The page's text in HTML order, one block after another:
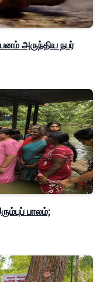
அருந்திய நபர்
பாலம்;